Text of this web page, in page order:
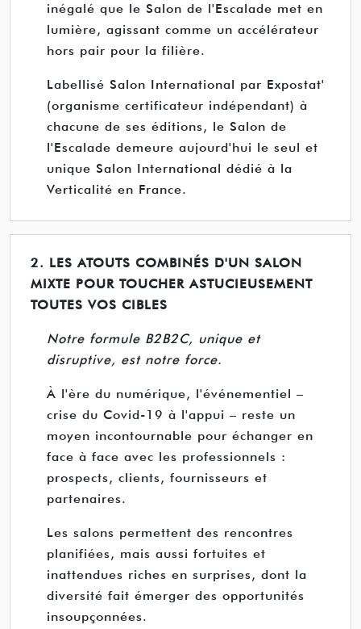
inégalé que le Salon de l'Escalade met en
lumière, agissant comme un accélérateur
hors pair pour la filière.
Labellisé Salon International par Expostat'
(organisme certificateur indépendant) à
chacune de ses éditions, le Salon de
l'Escalade demeure aujourd'hui le seul et
unique Salon International dédié à la
Verticalité en France.
2. LES ATOUTS COMBINÉS D'UN SALON
MIXTE POUR TOUCHER ASTUCIEUSEMENT
TOUTES VOS CIBLES
Notre formule B2B2C, unique et
disruptive, est notre force.
À l'ère du numérique, l'événementiel –
crise du Covid-19 à l'appui – reste un
moyen incontournable pour échanger en
face à face avec les professionnels :
prospects, clients, fournisseurs et
partenaires.
Les salons permettent des rencontres
planifiées, mais aussi fortuites et
inattendues riches en surprises, dont la
diversité fait émerger des opportunités
insoupçonnées.